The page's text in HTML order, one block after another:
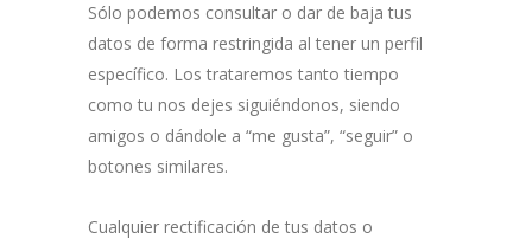
Sólo podemos consultar o dar de baja tus
datos de forma restringida al tener un perfil
específico. Los trataremos tanto tiempo
como tu nos dejes siguiéndonos, siendo
amigos o dándole a “me gusta”, “seguir” o
botones similares.
Cualquier rectificación de tus datos o